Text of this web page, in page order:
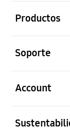
Productos
Soporte
Account